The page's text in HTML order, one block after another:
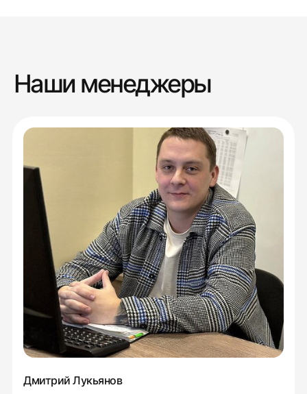
Наши менеджеры
Дмитрий Лукьянов